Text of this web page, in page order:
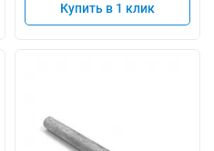
Купить в 1 клик